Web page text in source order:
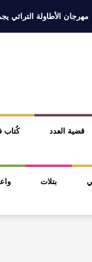
مهرجان الأطاولة التراثي
القيمة
قضية العدد كُتاب
بتلات